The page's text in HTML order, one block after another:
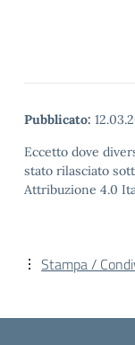
Pubblicato:
Eccetto dove
stato rilasciato
Attribuzione 4.0
Stampa /